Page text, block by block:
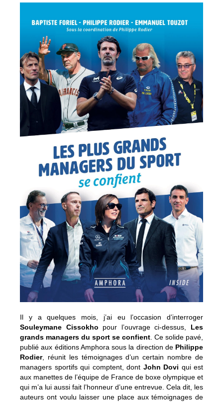
Il y a quelques mois, j’ai eu l’occasion d’interroger
Souleymane Cissokho pour l’ouvrage ci-dessus, Les
grands managers du sport se confient . Ce solide pavé,
publié aux éditions Amphora sous la direction de Philippe
Rodier, réunit les témoignages d’un certain nombre de
managers sportifs qui comptent, dont John Dovi qui est
aux manettes de l’équipe de France de boxe olympique et
qui m’a lui aussi fait l’honneur d’une entrevue. Cela dit, les
auteurs ont voulu laisser une place aux témoignages de